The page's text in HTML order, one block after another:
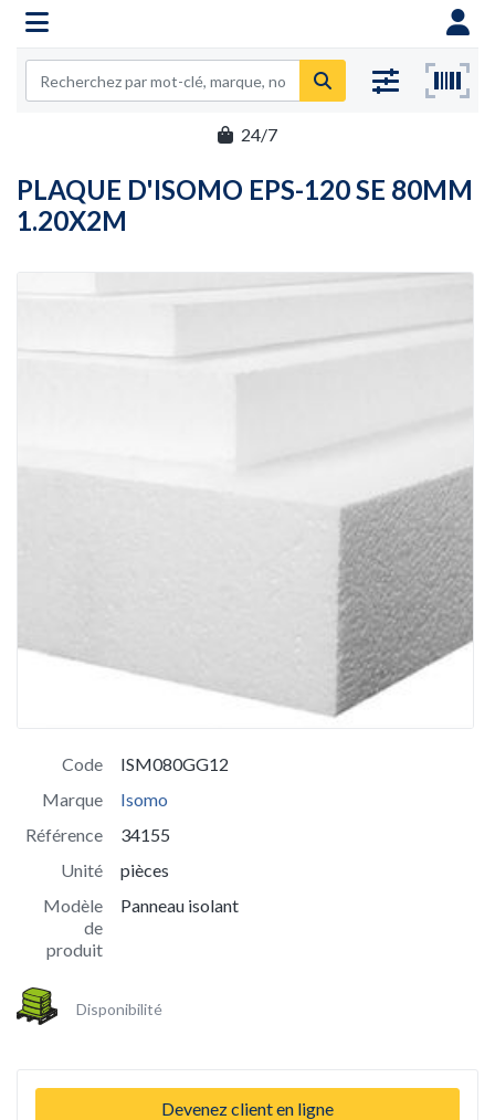
24/7
PLAQUE D'ISOMO EPS-120 SE 80MM
1.20X2M
Code
ISM080GG12
Marque
Isomo
Référence
34155
Unité
pièces
Modèle
de
produit
Panneau isolant
Disponibilité
Devenez client en ligne